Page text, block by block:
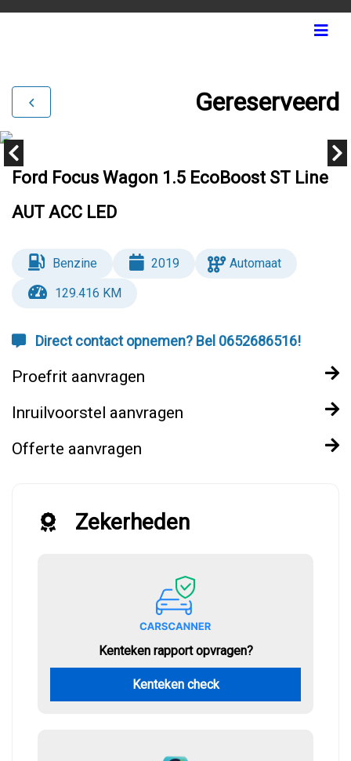
Gereserveerd
Ford Focus Wagon 1.5 EcoBoost ST Line
AUT ACC LED
Benzine 2019
Automaat
129.416 KM
Direct contact opnemen? Bel 0652686516!
Proefrit aanvragen
Inruilvoorstel aanvragen
Offerte aanvragen
Zekerheden
Kenteken rapport opvragen?
Kenteken check